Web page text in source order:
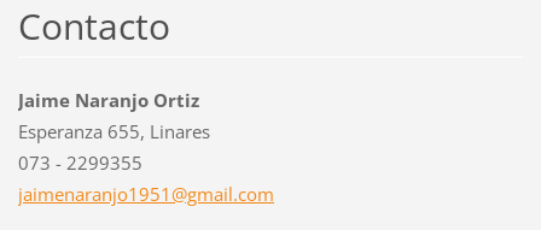
Contacto
Jaime Naranjo Ortiz
Esperanza 655, Linares
073 - 2299355
jaimenaranjo1951@gmail.com